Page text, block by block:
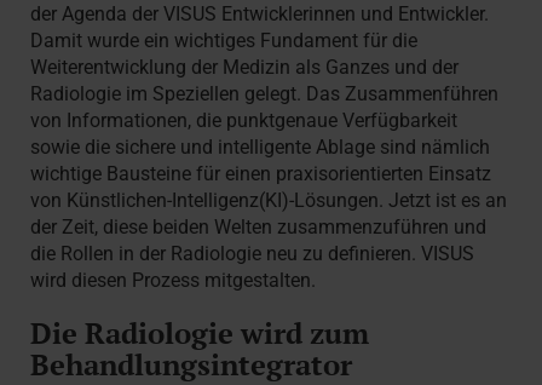
der Agenda der VISUS Entwicklerinnen und Entwickler.
Damit wurde ein wichtiges Fundament für die
Weiterentwicklung der Medizin als Ganzes und der
Radiologie im Speziellen gelegt. Das Zusammenführen
von Informationen, die punktgenaue Verfügbarkeit
sowie die sichere und intelligente Ablage sind nämlich
wichtige Bausteine für einen praxisorientierten Einsatz
von Künstlichen-Intelligenz(KI)-Lösungen. Jetzt ist es an
der Zeit, diese beiden Welten zusammenzuführen und
die Rollen in der Radiologie neu zu definieren. VISUS
wird diesen Prozess mitgestalten.
Die Radiologie wird zum
Behandlungsintegrator